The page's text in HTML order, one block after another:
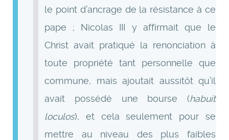
le point d’ancrage de la résistance à ce
pape ; Nicolas III y affirmait que le
Christ avait pratiqué la renonciation à
toute propriété tant personnelle que
commune, mais ajoutait aussitôt qu’il
avait possédé une bourse (habuit
loculos), et cela seulement pour se
mettre au niveau des plus faibles